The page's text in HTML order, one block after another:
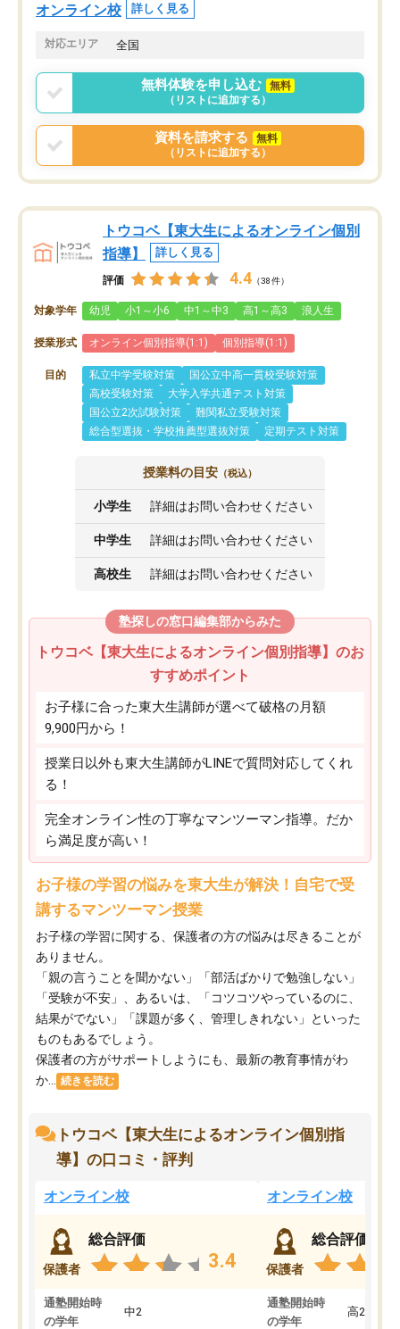
オンライン校 詳しく見る
対応エリア 全国
無料体験を申し込む
無料
（リストに追加する）
資料を請求する
無料
（リストに追加する）
トウコベ【東大生によるオンライン個別
指導】
詳しく見る
評価 4.4 （38件）
対象学年 幼児 小1～小6 中1～中3 高1～高3 浪人生
授業形式 オンライン個別指導(1:1) 個別指導(1:1)
目的 私立中学受験対策
国公立中高一貫校受験対策
高校受験対策
大学入学共通テスト対策
国公立2次試験対策
難関私立受験対策
総合型選抜・学校推薦型選抜対策
定期テスト対策
授業料の目安 （税込）
小学生 詳細はお問い合わせください
中学生 詳細はお問い合わせください
高校生 詳細はお問い合わせください
塾探しの窓口編集部からみた
トウコベ【東大生によるオンライン個別指導】のお
すすめポイント
お子様に合った東大生講師が選べて破格の月額
9,900円から！
授業日以外も東大生講師がLINEで質問対応してくれ
る！
完全オンライン性の丁寧なマンツーマン指導。だか
ら満足度が高い！
お子様の学習の悩みを東大生が解決！自宅で受
講するマンツーマン授業
お子様の学習に関する、保護者の方の悩みは尽きることが
ありません。
「親の言うことを聞かない」「部活ばかりで勉強しない」
「受験が不安」、あるいは、「コツコツやっているのに、
結果がでない」「課題が多く、管理しきれない」といった
ものもあるでしょう。
保護者の方がサポートしようにも、最新の教育事情がわ
か...
続きを読む
トウコベ【東大生によるオンライン個別指
導】の口コミ・評判
オンライン校
保護者
総合評価
3.4
通塾開始時
の学年
中2
オンライン校
保護者
総合評価
通塾開始時
の学年
高2